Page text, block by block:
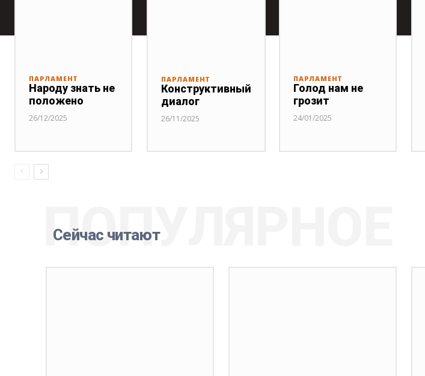
ПАРЛАМЕНТ
Народу знать не
положено
26/12/2025
ПАРЛАМЕНТ
Конструктивный
диалог
26/11/2025
ПАРЛАМЕНТ
Голод нам не
грозит
24/01/2025
Сейчас читают
ПОПУЛЯРНОЕ